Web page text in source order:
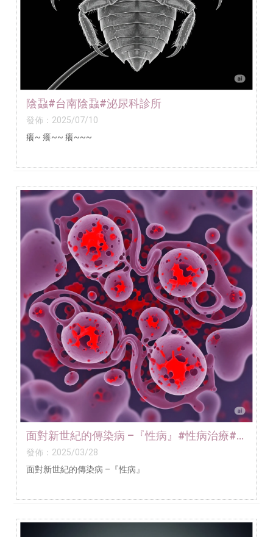
陰蝨#台南陰蝨#泌尿科診所
發佈：2025/07/10
癢~ 癢~~ 癢~~~
面對新世紀的傳染病 –『性病』#性病治療#
性病門診
發佈：2025/03/28
面對新世紀的傳染病 –『性病』